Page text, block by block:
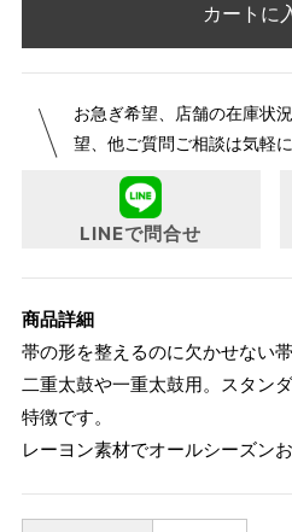
カートに
お急ぎ希望、店舗の在庫状
望、他ご質問ご相談は気軽
LINEで問合せ
商品詳細
帯の形を整えるのに欠かせない帯
二重太鼓や一重太鼓用。スタン
特徴です。
レーヨン素材でオールシーズン